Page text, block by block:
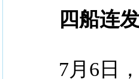
四船连发
7月6日，“